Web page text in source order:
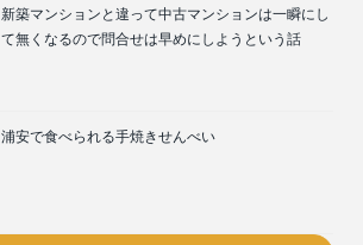
新築マンションと違って中古マンションは一瞬にし
て無くなるので問合せは早めにしようという話
浦安で食べられる手焼きせんべい